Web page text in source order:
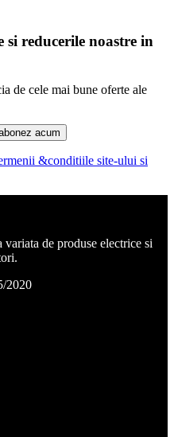
reducerile noastre in
de cele mai bune oferte ale
acum
&conditiile site-ului si
de produse electrice si
2020